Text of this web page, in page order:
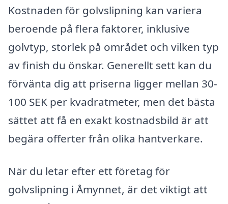
Kostnaden för golvslipning kan variera
beroende på flera faktorer, inklusive
golvtyp, storlek på området och vilken typ
av finish du önskar. Generellt sett kan du
förvänta dig att priserna ligger mellan 30-
100 SEK per kvadratmeter, men det bästa
sättet att få en exakt kostnadsbild är att
begära offerter från olika hantverkare.
När du letar efter ett företag för
golvslipning i Åmynnet, är det viktigt att